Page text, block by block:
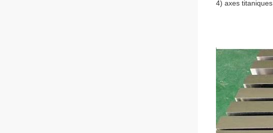
4) axes titaniques